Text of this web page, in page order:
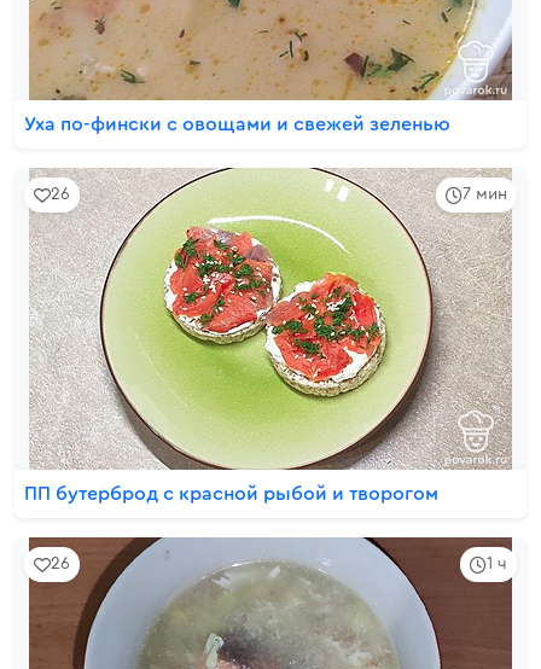
Уха по-фински с овощами и свежей зеленью
7 мин
26
ПП бутерброд с красной рыбой и творогом
1 ч
26